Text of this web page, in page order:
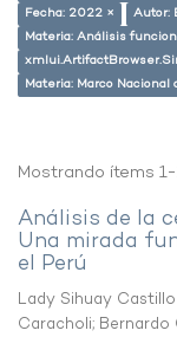
Fecha: 2022 ×
Autor:
Materia: Análisis
Materia: Marco
Mostrando ítems
Análisis de la
Una mirada
el Perú
Lady Sihuay
Caracholi; Bernardo